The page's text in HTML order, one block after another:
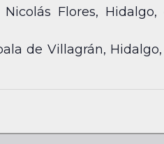
Flores, Hidalgo,
de Villagrán,